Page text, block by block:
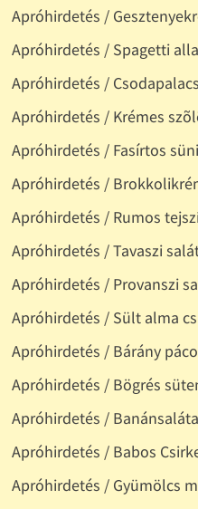
Apróhirdetés /
Apróhirdetés / Spagetti
Apróhirdetés /
Apróhirdetés / Krémes
Apróhirdetés / Fasírtos
Apróhirdetés /
Apróhirdetés / Rumos
Apróhirdetés / Tavaszi
Apróhirdetés / Provanszi
Apróhirdetés / Sült alma
Apróhirdetés / Bárány
Apróhirdetés / Bögrés
Apróhirdetés / Banánsaláta
Apróhirdetés / Babos
Apróhirdetés / Gyümölcs